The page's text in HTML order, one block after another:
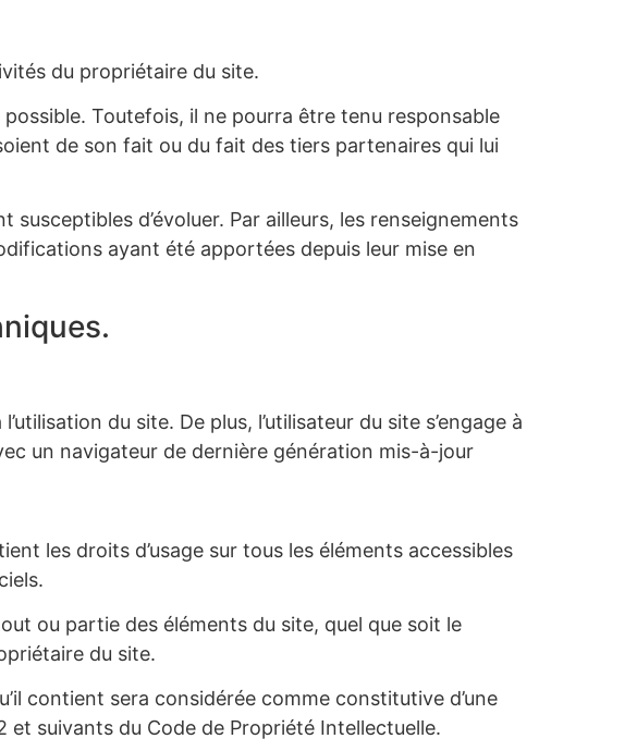
du propriétaire du site.
Toutefois, il ne pourra être tenu responsable
de son fait ou du fait des tiers partenaires qui lui
d’évoluer. Par ailleurs, les renseignements
ayant été apportées depuis leur mise en
du site. De plus, l’utilisateur du site s’engage à
un navigateur de dernière génération mis-à-jour
les droits d’usage sur tous les éléments accessibles
ou partie des éléments du site, quel que soit le
du site.
contient sera considérée comme constitutive d’une
suivants du Code de Propriété Intellectuelle.